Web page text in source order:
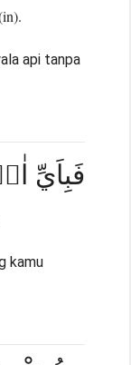
api tanpa
فَبِاَيِّ
kamu